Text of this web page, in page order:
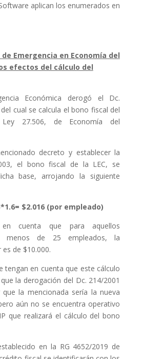
aplican los enumerados en
Emergencia en Economía del
efectos del cálculo del
Económica derogó el Dc.
cual se calcula el bono fiscal del
27.506, de Economía del
decreto y establecer la
el bono fiscal de la LEC, se
base, arrojando la siguiente
$2.016 (por empleado)
cuenta que para aquellos
menos de 25 empleados, la
de $10.000.
tengan en cuenta que este cálculo
la derogación del Dc. 214/2001
la mencionada sería la nueva
aún no se encuentra operativo
que realizará el cálculo del bono
en la RG 4652/2019 de